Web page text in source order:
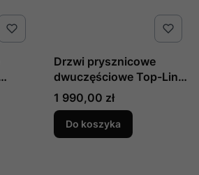
Drzwi prysznicowe
dwuczęściowe Top-Line
produkcji SanSwiss
TOPP207000107
Cena
1 990,00 zł
Do koszyka